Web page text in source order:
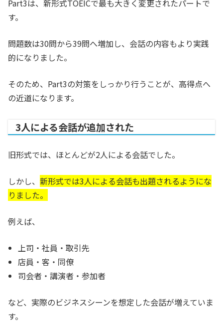
Part3は、新形式TOEICで最も大きく変更されたパートで
す。
問題数は30問から39問へ増加し、会話の内容もより実践
的になりました。
そのため、Part3の対策をしっかり行うことが、高得点へ
の近道になります。
3人による会話が追加された
旧形式では、ほとんどが2人による会話でした。
しかし、 新形式では3人による会話も出題されるようにな
りました。
例えば、
上司・社員・取引先
店員・客・同僚
司会者・講演者・参加者
など、実際のビジネスシーンを想定した会話が増えていま
す。